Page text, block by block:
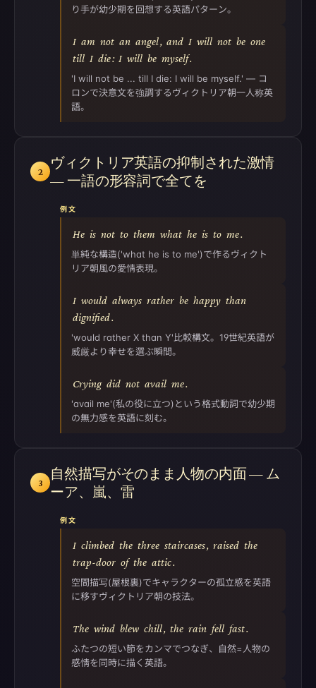
り手が幼少期を回想する英語パターン。
I am not an angel, and I will not be one
till I die: I will be myself.
'I will not be ... till I die: I will be myself.' — コ
ロンで決意文を強調するヴィクトリア朝一人称英
語。
2
ヴィクトリア英語の抑制された激情
— 一語の形容詞で全てを
例文
He is not to them what he is to me.
単純な構造('what he is to me')で作るヴィクト
リア朝風の愛情表現。
I would always rather be happy than
dignified.
'would rather X than Y'比較構文。19世紀英語が
威厳より幸せを選ぶ瞬間。
Crying did not avail me.
'avail me'(私の役に立つ)という格式動詞で幼少期
の無力感を英語に刻む。
3
自然描写がそのまま人物の内面 — ム
ーア、嵐、雷
例文
I climbed the three staircases, raised the
trap-door of the attic.
空間描写(屋根裏)でキャラクターの孤立感を英語
に移すヴィクトリア朝の技法。
The wind blew chill, the rain fell fast.
ふたつの短い節をカンマでつなぎ、自然=人物の
感情を同時に描く英語。